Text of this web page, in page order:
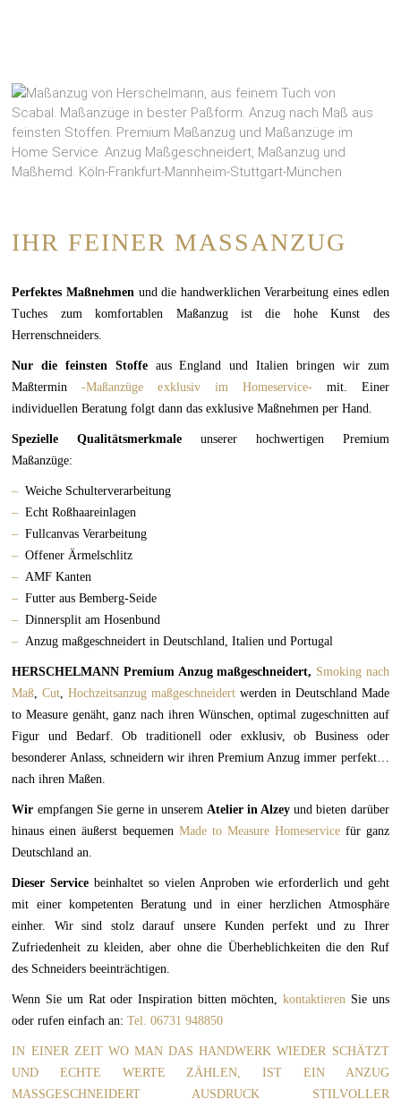
IHR FEINER MASSANZUG
Perfektes Maßnehmen und die handwerklichen Verarbeitung eines edlen
Tuches zum komfortablen Maßanzug ist die hohe Kunst des
Herrenschneiders.
Nur die feinsten Stoffeaus England und Italien bringen wir zum
Maßtermin-Maßanzüge exklusiv im Homeservice-mit. Einer
individuellen Beratung folgt dann das exklusive Maßnehmen per Hand.
Spezielle Qualitätsmerkmale unserer hochwertigen Premium
Maßanzüge:
– Weiche Schulterverarbeitung
–Echt Roßhaareinlagen
– Fullcanvas Verarbeitung
– Offener Ärmelschlitz
–AMF Kanten
–Futter aus Bemberg-Seide
–Dinnersplit am Hosenbund
–Anzug maßgeschneidert in Deutschland, Italien und Portugal
HERSCHELMANN Premium Anzug maßgeschneidert, Smoking nach
Maß,Cut,Hochzeitsanzug maßgeschneidert werden in Deutschland Made
to Measure genäht, ganz nach ihren Wünschen, optimal zugeschnitten auf
Figur und Bedarf. Ob traditionell oder exklusiv, ob Business oder
besonderer Anlass, schneidern wir ihren Premium Anzug immer perfekt…
nach ihren Maßen.
Wir empfangen Sie gerne in unseremAtelier in Alzey und bieten darüber
hinaus einen äußerst bequemenMade to Measure Homeservicefür ganz
Deutschland an.
Dieser Service beinhaltet so vielen Anproben wie erforderlich und geht
mit einer kompetenten Beratung und in einer herzlichen Atmosphäre
einher. Wir sind stolz darauf unsere Kunden perfekt und zu Ihrer
Zufriedenheit zu kleiden, aber ohne die Überheblichkeiten die den Ruf
des Schneiders beeinträchtigen.
Wenn Sie um Rat oder Inspiration bitten möchten,kontaktieren Sie uns
oder rufen einfach an:Tel. 06731 948850
IN EINER ZEIT WO MAN DAS HANDWERK WIEDER SCHÄTZT
UND ECHTE WERTE ZÄHLEN, IST EIN ANZUG
MASSGESCHNEIDERT AUSDRUCK STILVOLLER